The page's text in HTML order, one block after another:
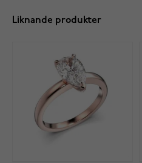
Liknande produkter